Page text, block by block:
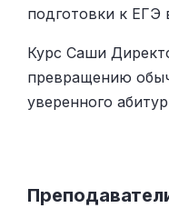
подготовки к ЕГЭ
Курс Саши
превращению
уверенного